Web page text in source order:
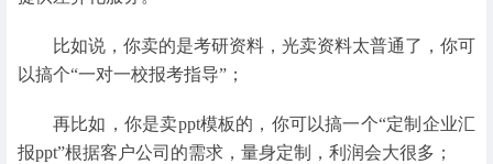
比如说，你卖的是考研资料，光卖资料太普通了，你可
以搞个“一对一校报考指导”；
再比如，你是卖ppt模板的，你可以搞一个“定制企业汇
报ppt”根据客户公司的需求，量身定制，利润会大很多；